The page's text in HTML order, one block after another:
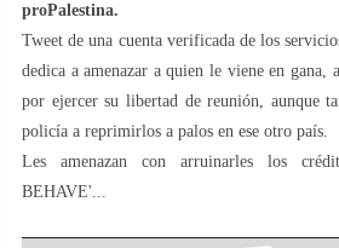
proPalestina.
Tweet de una cuenta verificada de los
dedica a amenazar a quien le viene en gana,
por ejercer su libertad de reunión, aunque
policía a reprimirlos a palos en ese otro país.
Les amenazan con arruinarles los
BEHAVE'...